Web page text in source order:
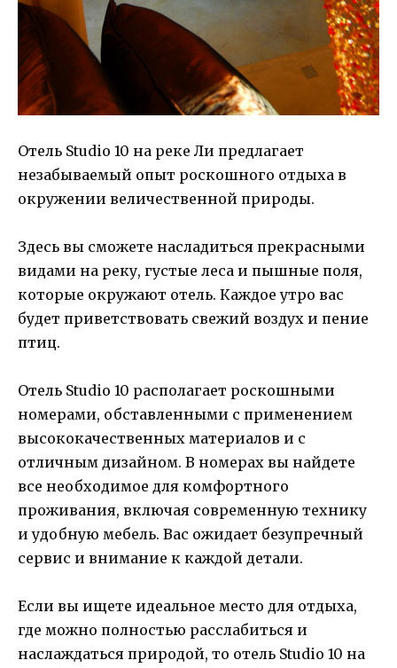
Отель Studio 10 на реке Ли предлагает
незабываемый опыт роскошного отдыха в
окружении величественной природы.
Здесь вы сможете насладиться прекрасными
видами на реку, густые леса и пышные поля,
которые окружают отель. Каждое утро вас
будет приветствовать свежий воздух и пение
птиц.
Отель Studio 10 располагает роскошными
номерами, обставленными с применением
высококачественных материалов и с
отличным дизайном. В номерах вы найдете
все необходимое для комфортного
проживания, включая современную технику
и удобную мебель. Вас ожидает безупречный
сервис и внимание к каждой детали.
Если вы ищете идеальное место для отдыха,
где можно полностью расслабиться и
наслаждаться природой, то отель Studio 10 на